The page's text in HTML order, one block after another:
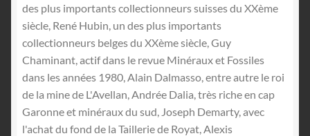
des plus importants collectionneurs suisses du XXème
siècle, René Hubin, un des plus importants
collectionneurs belges du XXème siècle, Guy
Chaminant, actif dans le revue Minéraux et Fossiles
dans les années 1980, Alain Dalmasso, entre autre le roi
de la mine de L'Avellan, Andrée Dalia, très riche en cap
Garonne et minéraux du sud, Joseph Demarty, avec
l'achat du fond de la Taillerie de Royat, Alexis